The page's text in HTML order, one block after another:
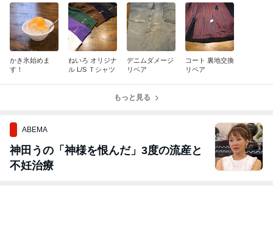
かき氷始めま
す！
ねいろ オリジナ
ル L/S Ｔシャツ
デニムダメージ
リペア
コート 裏地交換
リペア
もっと見る
ABEMA
神田うの「神様を恨んだ」3度の流産と
不妊治療